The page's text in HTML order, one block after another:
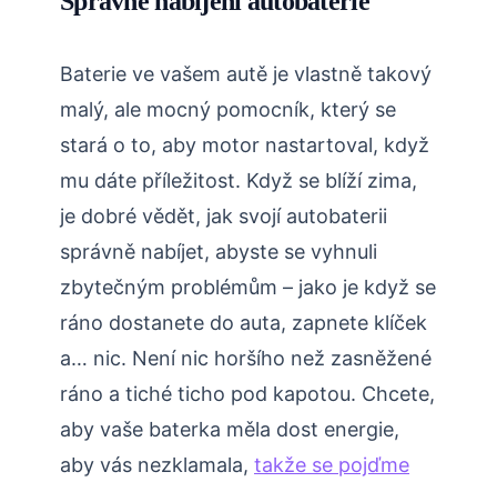
Baterie ve vašem autě je vlastně takový
malý, ale mocný pomocník, který se
stará o to, aby motor nastartoval, když
mu dáte příležitost. Když se blíží zima,
je dobré vědět, jak svojí autobaterii
správně nabíjet, abyste se vyhnuli
zbytečným problémům – jako je když se
ráno dostanete do auta, zapnete klíček
a… nic. Není nic horšího než zasněžené
ráno a tiché ticho pod kapotou. Chcete,
aby vaše baterka měla dost energie,
aby vás nezklamala, takže se pojďme